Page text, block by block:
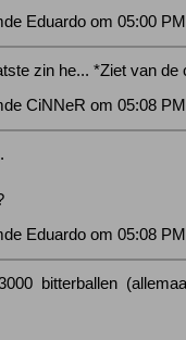
Eduardo om 05:00
zin he... *Ziet van de
CiNNeR om 05:08
Eduardo om 05:08
bitterballen